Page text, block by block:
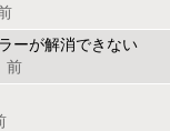
ーが解消できない
前